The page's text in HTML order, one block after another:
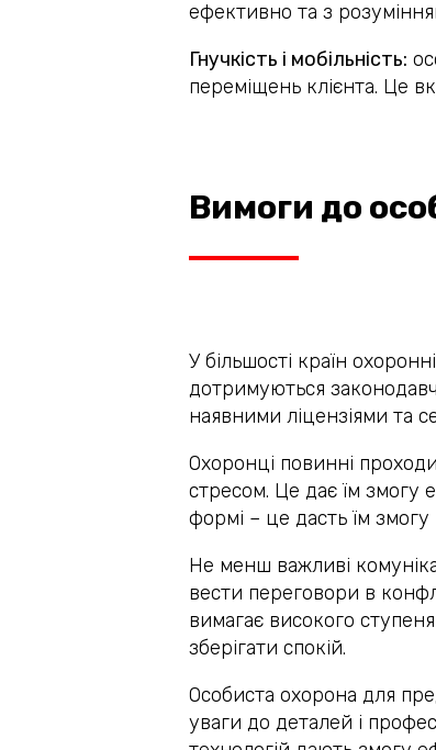
ефективно та з
Гнучкість і мобільність:
переміщень клієнта. Це
Вимоги до
У більшості країн
дотримуються
наявними ліцензіями та
Охоронці повинні
стресом. Це дає їм змогу
формі – це дасть їм змогу
Не менш важливі
вести переговори в
вимагає високого
зберігати спокій.
Особиста охорона для
уваги до деталей і